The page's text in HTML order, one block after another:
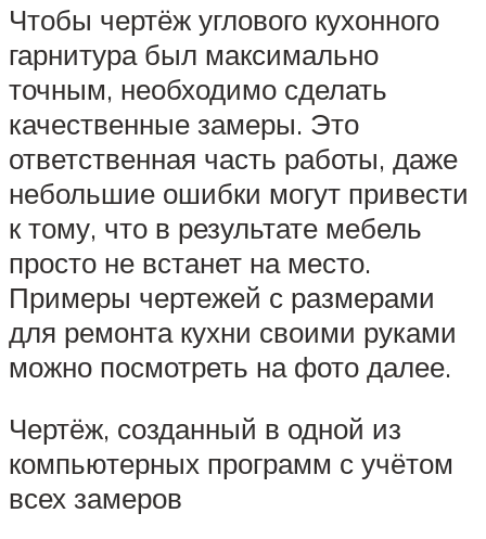
Чтобы чертёж углового кухонного
гарнитура был максимально
точным, необходимо сделать
качественные замеры. Это
ответственная часть работы, даже
небольшие ошибки могут привести
к тому, что в результате мебель
просто не встанет на место.
Примеры чертежей с размерами
для ремонта кухни своими руками
можно посмотреть на фото далее.
Чертёж, созданный в одной из
компьютерных программ с учётом
всех замеров